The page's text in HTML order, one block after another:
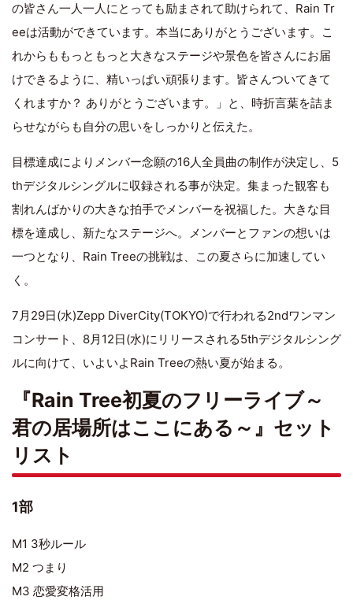
の皆さん一人一人にとっても励まされて助けられて、Rain Tr
eeは活動ができています。本当にありがとうございます。こ
れからももっともっと大きなステージや景色を皆さんにお届
けできるように、精いっぱい頑張ります。皆さんついてきて
くれますか？ ありがとうございます。」と、時折言葉を詰ま
らせながらも自分の思いをしっかりと伝えた。
目標達成によりメンバー念願の16人全員曲の制作が決定し、5
thデジタルシングルに収録される事が決定。集まった観客も
割れんばかりの大きな拍手でメンバーを祝福した。大きな目
標を達成し、新たなステージへ。メンバーとファンの想いは
一つとなり、Rain Treeの挑戦は、この夏さらに加速してい
く。
7月29日(水)Zepp DiverCity(TOKYO)で行われる2ndワンマン
コンサート、8月12日(水)にリリースされる5thデジタルシング
ルに向けて、いよいよRain Treeの熱い夏が始まる。
『Rain Tree初夏のフリーライブ～
君の居場所はここにある～』セット
リスト
1部
M1 3秒ルール
M2 つまり
M3 恋愛変格活用